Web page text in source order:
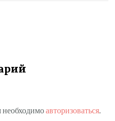
необходимоавторизоваться.